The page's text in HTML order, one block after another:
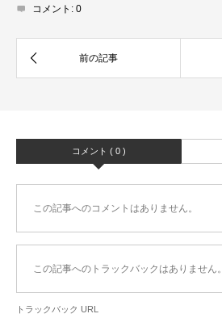
コメント: 0
コメント ( 0 )
この記事へのコメントはありません。
この記事へのトラックバックはありません。
トラックバック URL